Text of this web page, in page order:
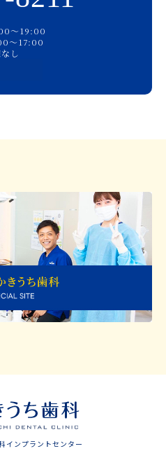
〜19:00
〜17:00
し
インプラントセンター